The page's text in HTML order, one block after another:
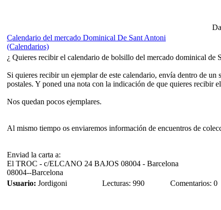
Calendario del mercado Dominical De Sant Antoni
(Calendarios)
¿ Quieres recibir el calendario de bolsillo del mercado dominical de
Si quieres recibir un ejemplar de este calendario, envía dentro de un
postales. Y poned una nota con la indicación de que quieres recibir
Nos quedan pocos ejemplares.
Al mismo tiempo os enviaremos información de encuentros de
Enviad la carta a:
El TROC - c/ELCANO 24 BAJOS 08004 - Barcelona
08004--Barcelona
Usuario: Jordigoni Lecturas: 990 Comentarios: 0